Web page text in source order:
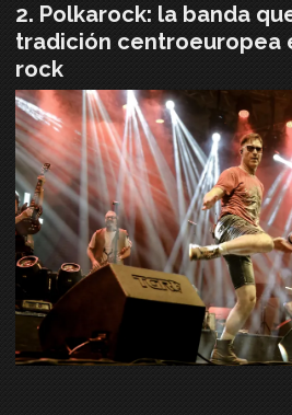
Polkarock: la banda
tradición centroeuropea
rock